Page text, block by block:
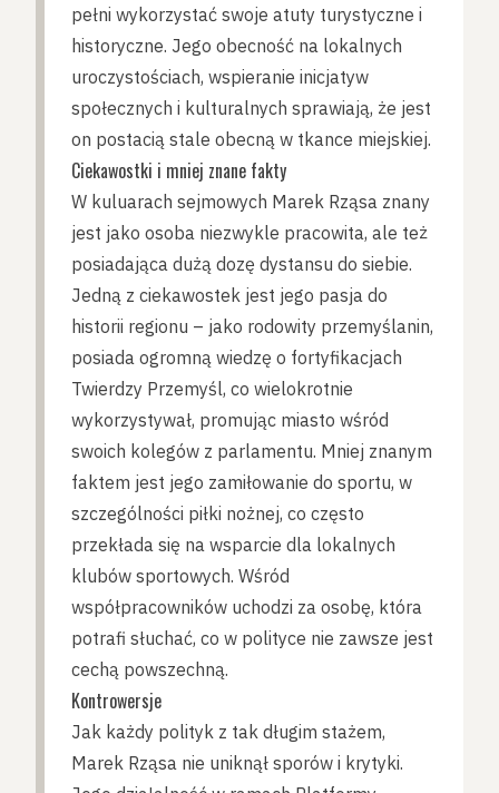
pełni wykorzystać swoje atuty turystyczne i
historyczne. Jego obecność na lokalnych
uroczystościach, wspieranie inicjatyw
społecznych i kulturalnych sprawiają, że jest
on postacią stale obecną w tkance miejskiej.
Ciekawostki i mniej znane fakty
W kuluarach sejmowych Marek Rząsa znany
jest jako osoba niezwykle pracowita, ale też
posiadająca dużą dozę dystansu do siebie.
Jedną z ciekawostek jest jego pasja do
historii regionu – jako rodowity przemyślanin,
posiada ogromną wiedzę o fortyfikacjach
Twierdzy Przemyśl, co wielokrotnie
wykorzystywał, promując miasto wśród
swoich kolegów z parlamentu. Mniej znanym
faktem jest jego zamiłowanie do sportu, w
szczególności piłki nożnej, co często
przekłada się na wsparcie dla lokalnych
klubów sportowych. Wśród
współpracowników uchodzi za osobę, która
potrafi słuchać, co w polityce nie zawsze jest
cechą powszechną.
Kontrowersje
Jak każdy polityk z tak długim stażem,
Marek Rząsa nie uniknął sporów i krytyki.